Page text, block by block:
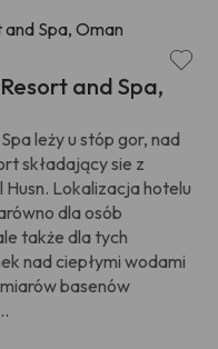
and Spa,
leży u stóp gor, nad
składający sie z
Lokalizacja hotelu
dla osób
także dla tych
nad ciepłymi wodami
basenów